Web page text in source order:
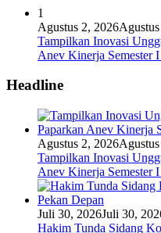
1
Agustus 2, 2026
Tampilkan Inovasi
Anev Kinerja Semester
Headline
Agustus 2, 2026
Tampilkan Inovasi
Anev Kinerja Semester
Juli 30, 2026Juli 30,
Hakim Tunda Sidang